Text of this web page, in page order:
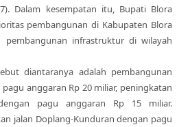
Dalam kesempatan itu, Bupati Blora
pembangunan di Kabupaten Blora
pembangunan infrastruktur di wilayah
diantaranya adalah pembangunan
anggaran Rp 20 miliar, peningkatan
pagu anggaran Rp 15 miliar.
jalan Doplang-Kunduran dengan pagu